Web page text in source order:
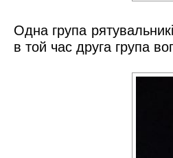
Одна група
в той час друга група